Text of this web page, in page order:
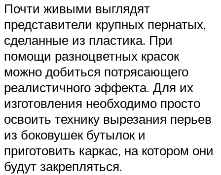
Почти живыми выглядят
представители крупных пернатых,
сделанные из пластика. При
помощи разноцветных красок
можно добиться потрясающего
реалистичного эффекта. Для их
изготовления необходимо просто
освоить технику вырезания перьев
из боковушек бутылок и
приготовить каркас, на котором они
будут закрепляться.